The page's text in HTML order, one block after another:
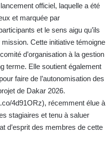
officiel, laquelle a été
et marquée par
et le sens aigu qu’ils
Cette initiative témoigne
d’organisation à la gestion
terme. Elle soutient également
faire de l’autonomisation des
de Dakar 2026.
4d91ORz), récemment élue à
stagiaires et tenu à saluer
d’esprit des membres de cette